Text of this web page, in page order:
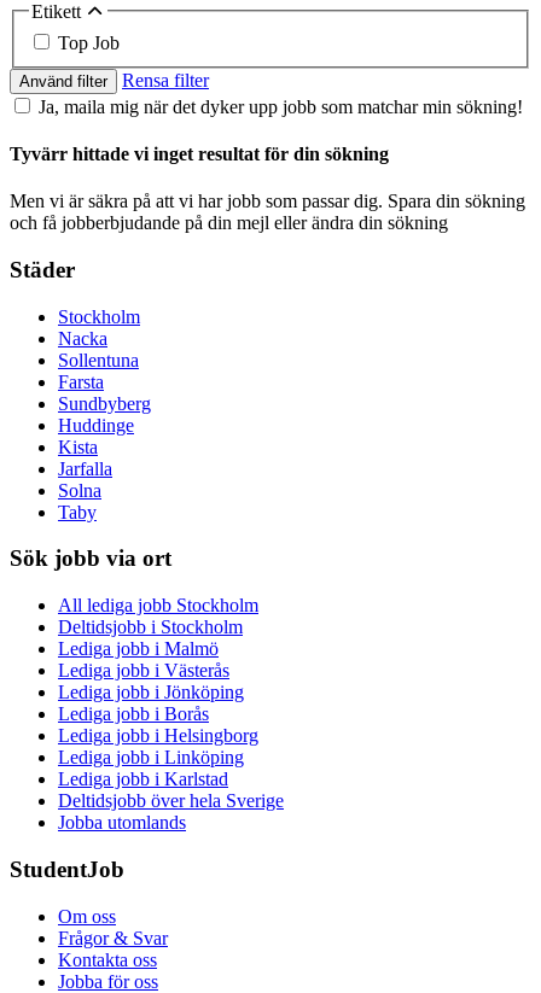
Etikett
Top Job
Använd filter
Rensa filter
Ja, maila mig när det dyker upp jobb som matchar min sökning!
Tyvärr hittade vi inget resultat för din sökning
Men vi är säkra på att vi har jobb som passar dig. Spara din sökning
och få jobberbjudande på din mejl eller ändra din sökning
Städer
Stockholm
Nacka
Sollentuna
Farsta
Sundbyberg
Huddinge
Kista
Jarfalla
Solna
Taby
Sök jobb via ort
All lediga jobb Stockholm
Deltidsjobb i Stockholm
Lediga jobb i Malmö
Lediga jobb i Västerås
Lediga jobb i Jönköping
Lediga jobb i Borås
Lediga jobb i Helsingborg
Lediga jobb i Linköping
Lediga jobb i Karlstad
Deltidsjobb över hela Sverige
Jobba utomlands
StudentJob
Om oss
Frågor & Svar
Kontakta oss
Jobba för oss